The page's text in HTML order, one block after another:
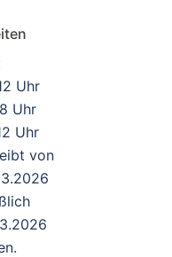
Uhr
Uhr
Uhr
von